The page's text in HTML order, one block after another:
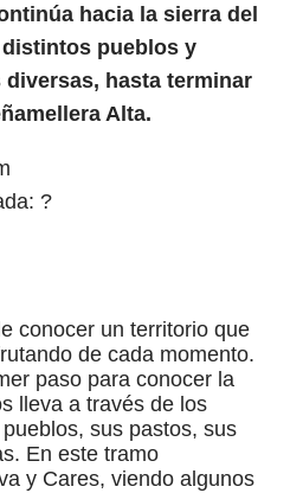
hacia la sierra del
pueblos y
hasta terminar
Alta.
?
conocer un territorio que
de cada momento.
paso para conocer la
lleva a través de los
sus pastos, sus
En este tramo
y Cares, viendo algunos